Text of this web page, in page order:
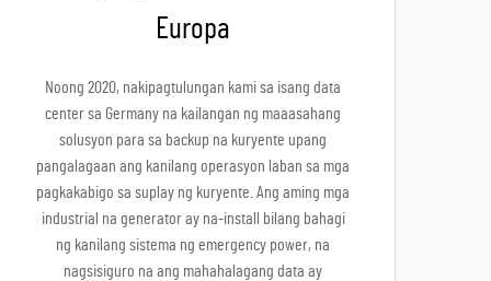
Europa
Noong 2020, nakipagtulungan kami sa isang data
center sa Germany na kailangan ng maaasahang
solusyon para sa backup na kuryente upang
pangalagaan ang kanilang operasyon laban sa mga
pagkakabigo sa suplay ng kuryente. Ang aming mga
industrial na generator ay na-install bilang bahagi
ng kanilang sistema ng emergency power, na
nagsisiguro na ang mahahalagang data ay